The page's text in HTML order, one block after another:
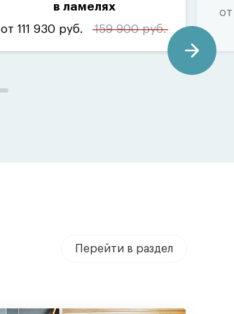
в ламелях
от 111 930 руб.
159 900 руб.
Перейти в раздел